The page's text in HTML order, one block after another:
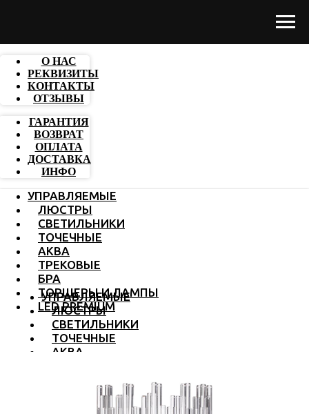
О НАС
РЕКВИЗИТЫ
КОНТАКТЫ
ОТЗЫВЫ
ГАРАНТИЯ
ВОЗВРАТ
ОПЛАТА
ДОСТАВКА
ИНФО
УПРАВЛЯЕМЫЕ
ЛЮСТРЫ
СВЕТИЛЬНИКИ
ТОЧЕЧНЫЕ
АКВА
ТРЕКОВЫЕ
БРА
ТОРШЕРЫ И ЛАМПЫ
LED PREMIUM
УПРАВЛЯЕМЫЕ
ЛЮСТРЫ
СВЕТИЛЬНИКИ
ТОЧЕЧНЫЕ
АКВА
ТОРШЕРЫ И ЛАМПЫ
LED PREMIUM